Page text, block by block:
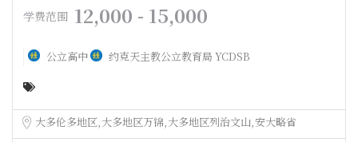
学费范围 12,000 - 15,000
公立高中 约克天主教公立教育局 YCDSB
大多伦多地区大多地区万锦大多地区列治文山安大略省